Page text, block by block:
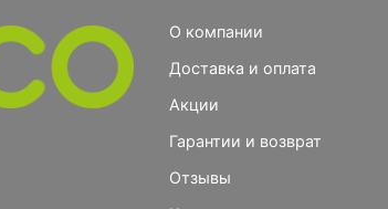
О компании
Доставка и оплата
Акции
Гарантии и возврат
Отзывы